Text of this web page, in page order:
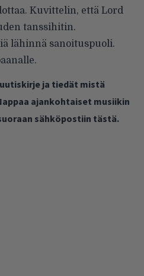
Kuvittelin, että Lord
tanssihitin.
lähinnä sanoituspuoli.
ja tiedät mistä
ajankohtaiset musiikin
sähköpostiin tästä.